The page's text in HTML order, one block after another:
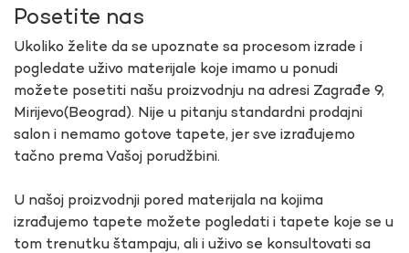
Posetite nas
Ukoliko želite da se upoznate sa procesom izrade i
pogledate uživo materijale koje imamo u ponudi
možete posetiti našu proizvodnju na adresi Zagrađe 9,
Mirijevo(Beograd). Nije u pitanju standardni prodajni
salon i nemamo gotove tapete, jer sve izrađujemo
tačno prema Vašoj porudžbini.
U našoj proizvodnji pored materijala na kojima
izrađujemo tapete možete pogledati i tapete koje se u
tom trenutku štampaju, ali i uživo se konsultovati sa